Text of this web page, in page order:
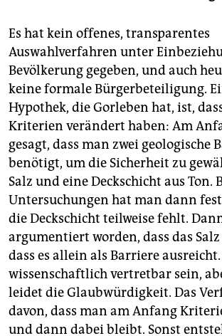
Es hat kein offenes, transparentes
Auswahlverfahren unter
Bevölkerung gegeben, und auch
keine formale Bürgerbeteiligung.
Hypothek, die Gorleben hat, ist,
Kriterien verändert haben: Am
gesagt, dass man zwei geologische
benötigt, um die Sicherheit zu
Salz und eine Deckschicht aus Ton.
Untersuchungen hat man dann
die Deckschicht teilweise fehlt.
argumentiert worden, dass das
dass es allein als Barriere
wissenschaftlich vertretbar sein,
leidet die Glaubwürdigkeit. Das
davon, dass man am Anfang
und dann dabei bleibt. Sonst